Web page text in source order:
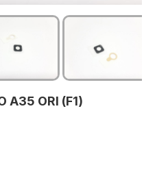
A35 ORI (F1)